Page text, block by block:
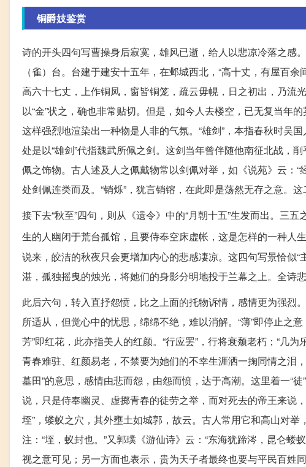
铜爵妓鉴赏
诗的开头四句写曹操身后寂寞，雄风已逝，给人以悲凉冷落之感
（雀）台。台建于建安十五年，在邺城西北，“高十丈，有屋百
高六十七丈，上作铜凤，窗皆铜笼，疏云毋幌，日之初出，乃流
以“金”状之，确也非常贴切。但是，如今人去楼空，已无复当年
这样强烈地渲染出一种物是人非的气氛。“雄剑”，本指春秋时吴
处是以“雄剑”代指魏武所佩之剑。这剑当年曾伴随他南征北战，
佩之饰物。古人述及人之佩戴物常以剑佩对举，如《说苑》云：
处剑佩连类而及。“销烁”，犹言销镕，在此即是荡然无存之意。
接下去“秋至”四句，则从《遗令》中的“月朝十五”生发而出。三
生的人幽闭于荒台孤馆，且要侍奉空床虚帐，这是怎样的一种人
说来，皎洁的秋夜只会更增加内心的悲感凄凉。这四句写景恰似
湛，孤独摇曳的烛光，将她们的身影分明地投于兰幕之上。全诗
此后六句，转入直抒怨愤，比之上面的托物诉情，感情更为强烈
所适从，但觉心中的忧思，绵绵不绝，难以消解。“薄”即停止之意
芳”即红花，此亦指美人的红颜。“行应罢”，行将衰颓老朽；“几
青春难驻、红颜易老，不禁要为她们的不幸生涯洒一掬同情之泪
墓田”的意思，感情由悲而怨，由怨而愤，达于高潮。这里着一“
说，只是侍奉幽灵、虚掷青春的徒劳之举，而对死去的帝王来说
垤”，蝼蚁之穴，其外壅土如城郭，故云。古人常用它和高山对举
注：“垤，蚁封也。”又郭璞《游仙诗》云：“东海犹蹄涔，昆仑蝼
视之意可见；另一方面也表示，贵为天子者最终也要与平民百姓